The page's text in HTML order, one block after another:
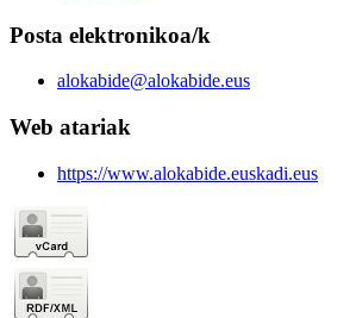
Posta elektronikoa/k
alokabide@alokabide.eus
Web atariak
https://www.alokabide.euskadi.eus